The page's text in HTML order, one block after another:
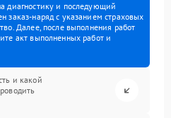
диагностику и последующий
заказ-наряд с указанием страховых
Далее, после выполнения работ
акт выполненных работ и
и какой